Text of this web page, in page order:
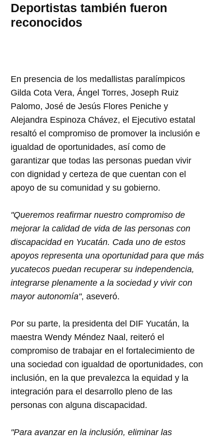
Deportistas también fueron
reconocidos
En presencia de los medallistas paralímpicos
Gilda Cota Vera, Ángel Torres, Joseph Ruiz
Palomo, José de Jesús Flores Peniche y
Alejandra Espinoza Chávez, el Ejecutivo estatal
resaltó el compromiso de promover la inclusión e
igualdad de oportunidades, así como de
garantizar que todas las personas puedan vivir
con dignidad y certeza de que cuentan con el
apoyo de su comunidad y su gobierno.
"Queremos reafirmar nuestro compromiso de
mejorar la calidad de vida de las personas con
discapacidad en Yucatán. Cada uno de estos
apoyos representa una oportunidad para que más
yucatecos puedan recuperar su independencia,
integrarse plenamente a la sociedad y vivir con
mayor autonomía", aseveró.
Por su parte, la presidenta del DIF Yucatán, la
maestra Wendy Méndez Naal, reiteró el
compromiso de trabajar en el fortalecimiento de
una sociedad con igualdad de oportunidades, con
inclusión, en la que prevalezca la equidad y la
integración para el desarrollo pleno de las
personas con alguna discapacidad.
"Para avanzar en la inclusión, eliminar las